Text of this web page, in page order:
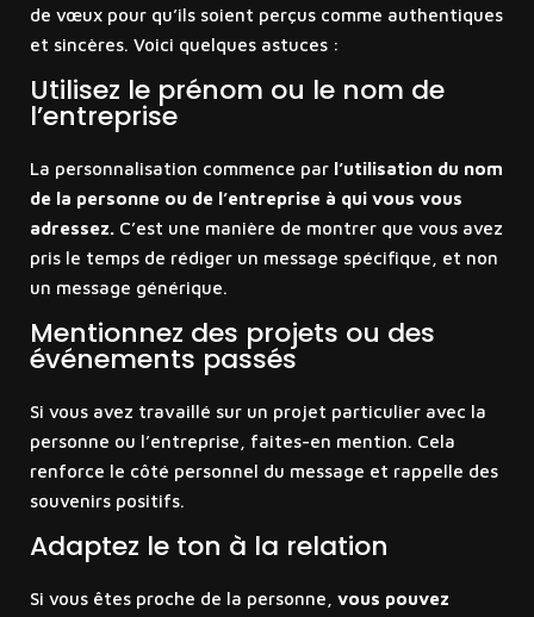
de vœux pour qu’ils soient perçus comme authentiques
et sincères. Voici quelques astuces :
Utilisez le prénom ou le nom de
l’entreprise
La personnalisation commence parl’utilisation du nom
de la personne ou de l’entreprise à qui vous vous
adressez. C’est une manière de montrer que vous avez
pris le temps de rédiger un message spécifique, et non
un message générique.
Mentionnez des projets ou des
événements passés
​Si vous avez travaillé sur un projet particulier avec la
personne ou l’entreprise, faites-en mention. Cela
renforce le côté personnel du message et rappelle des
souvenirs positifs.
Adaptez le ton à la relation
​​Si vous êtes proche de la personne, vous pouvez